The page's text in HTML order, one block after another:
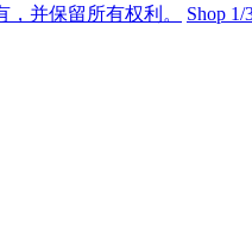
并保留所有权利。
Shop 1/